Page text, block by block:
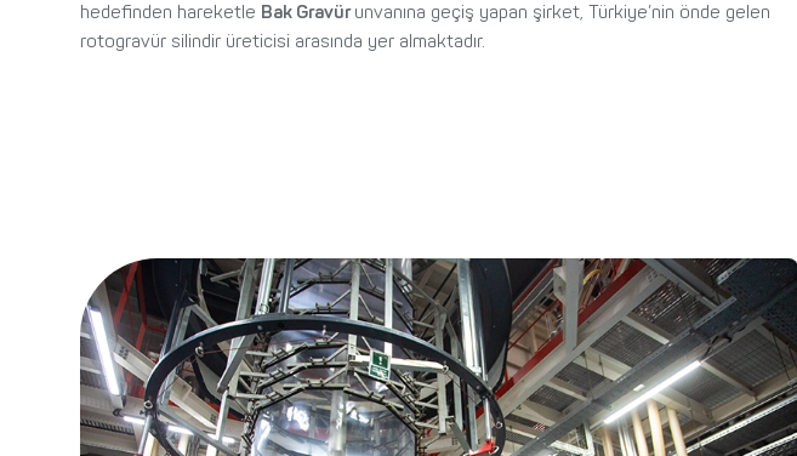
hedefinden hareketle Bak Gravürunvanına geçiş yapan şirket, Türkiye’nin önde gelen
rotogravür silindir üreticisi arasında yer almaktadır.